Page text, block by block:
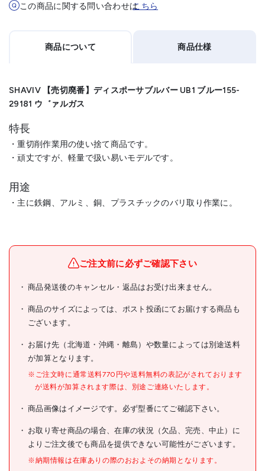
この商品に関する問い合わせはこちら
商品について
SHAVIV 【売切廃番】ディスポーサブルバー UB1 ブルー155-
29181 ウ゛ァルガス
特長
・重切削作業用の使い捨て商品です。
・頑丈ですが、軽量で扱い易いモデルです。
用途
・主に鉄鋼、アルミ、銅、プラスチックのバリ取り作業に。
商品仕様
ブランド名 SHAVIV
商品名
SHAVIV 【売切廃番】ディス
ポーサブルバー UB1 ブルー
型式 155-29181
JANコード
仕様
●適合ブレード:ブレード交換
不可
●セット内容:ブレード
●使い捨てタイプ(ブレード
交換不可)
ご注文前に必ずご確認下さい
商品発送後のキャンセル・返品はお受け出来ません。
商品のサイズによっては、ポスト投函にてお届けする商品も
ございます。
お届け先（北海道・沖縄・離島）や数量によっては別途送料
が加算となります。
※ご注文時に通常送料770円や送料無料の表記がされております
が送料が加算されます際は、別途ご連絡いたします。
商品画像はイメージです。必ず型番にてご確認下さい。
お取り寄せ商品の場合、在庫の状況（欠品、完売、中止）に
よりご注文後でも商品を提供できない可能性がございます。
※納期情報は在庫ありの際のおおよその納期となります。